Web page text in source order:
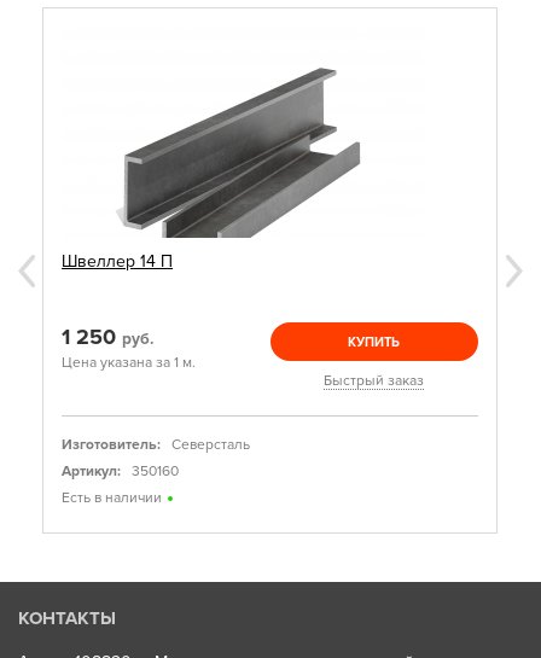
Швеллер 14 П
1 250 руб.
Цена указана за 1 м.
КУПИТЬ
Быстрый заказ
Изготовитель:
Северсталь
Артикул:
350160
Есть в наличии
КОНТАКТЫ